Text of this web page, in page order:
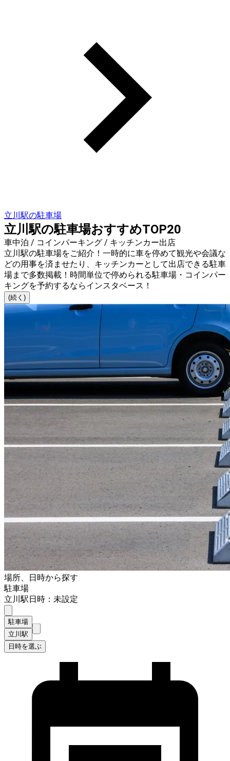
立川駅の駐車場
立川駅の駐車場おすすめTOP20
車中泊 / コインパーキング / キッチンカー出店
立川駅の駐車場をご紹介！一時的に車を停めて観光や会議な
どの用事を済ませたり、キッチンカーとして出店できる駐車
場まで多数掲載！時間単位で停められる駐車場・コインパー
キングを予約するならインスタベース！
(続く)
場所、日時から探す
駐車場
立川駅日時：未設定
駐車場
立川駅
日時を選ぶ